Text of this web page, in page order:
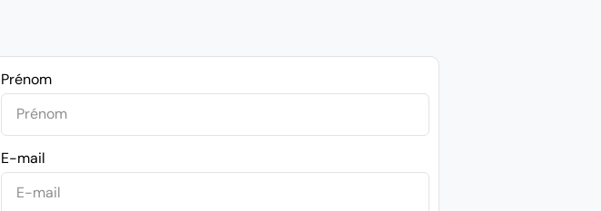
Prénom
E-mail